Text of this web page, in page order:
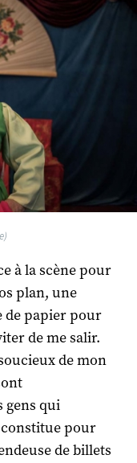
à la scène pour
plan, une
de papier pour
de me salir.
de mon
gens qui
pour
de billets